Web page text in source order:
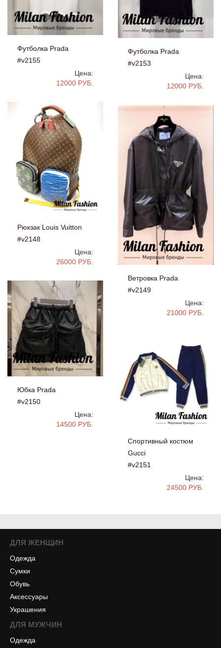
Футболка Prada
#v2155
Цена:
12000 РУБ.
Футболка Prada
#v2153
Цена:
12000 РУБ.
Рюкзак Louis Vuitton
#v2148
Цена:
26000 РУБ.
Ветровка Prada
#v2149
Цена:
21000 РУБ.
Юбка Prada
#v2150
Цена:
14500 РУБ.
Спортивный костюм
Gucci
#v2151
Цена:
24500 РУБ.
ДЛЯ ЖЕНЩИН
Одежда
Сумки
Обувь
Аксессуары
Украшения
ДЛЯ МУЖЧИН
Одежда